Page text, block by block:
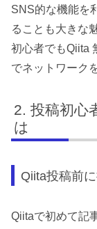
SNS的な機能を
ることも大きな
初心者でもQiita
でネットワーク
投稿初心
は
Qiita投稿前
Qiitaで初めて記